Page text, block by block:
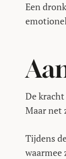
Een
De
Maar net
Tijdens
waarmee